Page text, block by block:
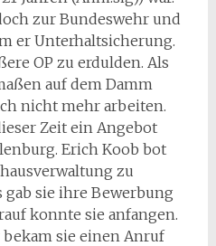
zur Bundeswehr und
er Unterhaltsicherung.
OP zu erdulden. Als
auf dem Damm
nicht mehr arbeiten.
Zeit ein Angebot
Erich Koob bot
zu
sie ihre Bewerbung
konnte sie anfangen.
sie einen Anruf